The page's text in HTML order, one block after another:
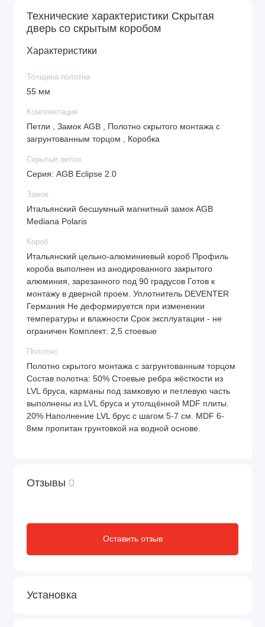
Технические характеристики Скрытая
дверь со скрытым коробом
Характеристики
Толщина полотна
55 мм
Комплектация
Петли , Замок AGB , Полотно скрытого монтажа с
загрунтованным торцом , Коробка
Cкрытые петли
Cерия: AGB Eclipse 2.0
Замок
Итальянский бесшумный магнитный замок AGB
Mediana Polaris
Короб
Итальянский цельно-алюминиевый короб Профиль
короба выполнен из анодированного закрытого
алюминия, зарезанного под 90 градусов Готов к
монтажу в дверной проем. Уплотнитель DEVENTER
Германия Не деформируется при изменении
температуры и влажности Срок эксплуатации - не
ограничен Комплект: 2,5 стоевые
Полотно
Полотно скрытого монтажа с загрунтованным торцом
Состав полотна: 50% Стоевые ребра жёсткости из
LVL бруса, карманы под замковую и петлевую часть
выполнены из LVL бруса и утолщённой MDF плиты.
20% Наполнение LVL брус с шагом 5-7 см. MDF 6-
8мм пропитан грунтовкой на водной основе.
Отзывы 0
Оставить отзыв
Установка